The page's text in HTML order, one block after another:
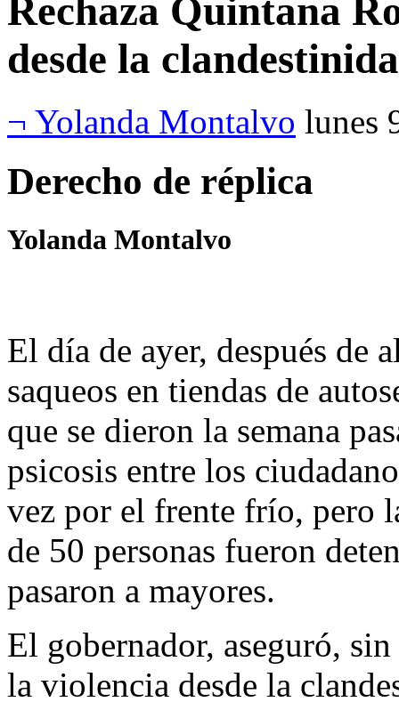
Rechaza Quintana
desde la
¬ Yolanda Montalvo lunes
Derecho de réplica
Yolanda Montalvo
El día de ayer, después de
saqueos en tiendas de
que se dieron la semana
psicosis entre los
vez por el frente frío, pero
de 50 personas fueron
pasaron a mayores.
El gobernador, aseguró,
la violencia desde la